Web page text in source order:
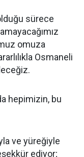
sürece
omuza
Osmaneli
hepimizin, bu
ve yüreğiyle
ediyor;